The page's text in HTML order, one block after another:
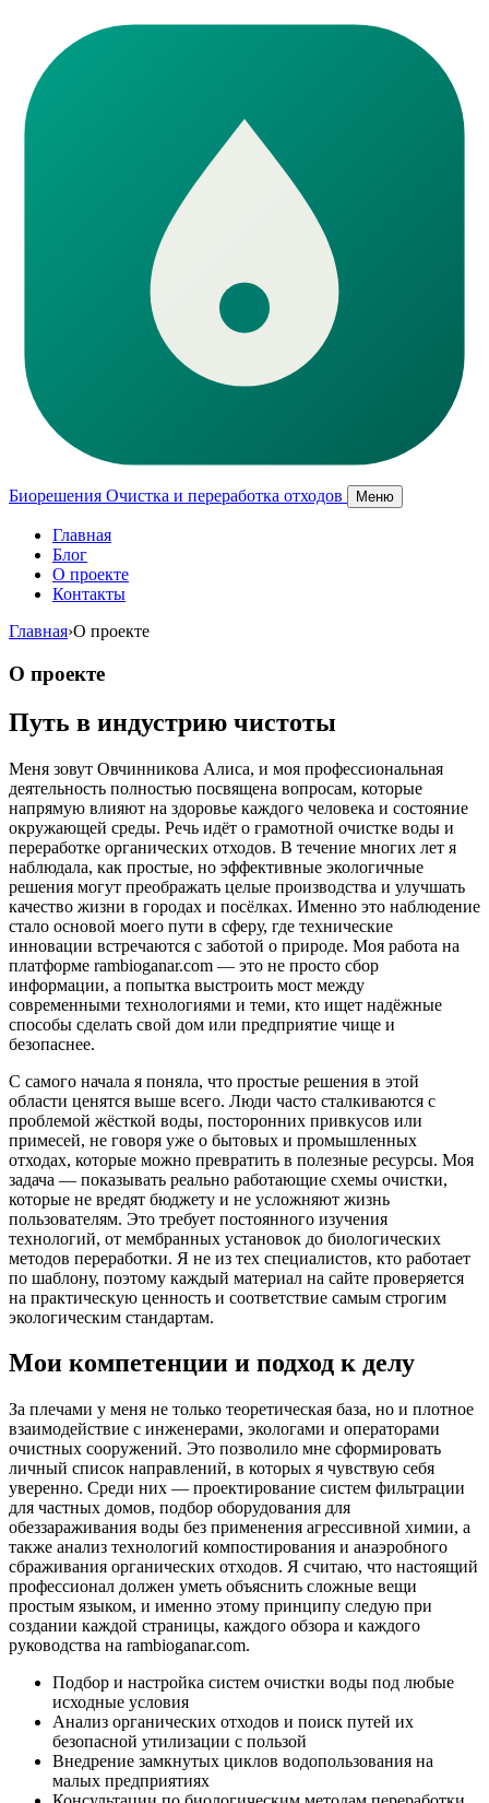
Биорешения Очистка и переработка отходов Меню
Главная
Блог
О проекте
Контакты
Главная›О проекте
О проекте
Путь в индустрию чистоты
Меня зовут Овчинникова Алиса, и моя профессиональная
деятельность полностью посвящена вопросам, которые
напрямую влияют на здоровье каждого человека и состояние
окружающей среды. Речь идёт о грамотной очистке воды и
переработке органических отходов. В течение многих лет я
наблюдала, как простые, но эффективные экологичные
решения могут преображать целые производства и улучшать
качество жизни в городах и посёлках. Именно это наблюдение
стало основой моего пути в сферу, где технические
инновации встречаются с заботой о природе. Моя работа на
платформе rambioganar.com — это не просто сбор
информации, а попытка выстроить мост между
современными технологиями и теми, кто ищет надёжные
способы сделать свой дом или предприятие чище и
безопаснее.
С самого начала я поняла, что простые решения в этой
области ценятся выше всего. Люди часто сталкиваются с
проблемой жёсткой воды, посторонних привкусов или
примесей, не говоря уже о бытовых и промышленных
отходах, которые можно превратить в полезные ресурсы. Моя
задача — показывать реально работающие схемы очистки,
которые не вредят бюджету и не усложняют жизнь
пользователям. Это требует постоянного изучения
технологий, от мембранных установок до биологических
методов переработки. Я не из тех специалистов, кто работает
по шаблону, поэтому каждый материал на сайте проверяется
на практическую ценность и соответствие самым строгим
экологическим стандартам.
Мои компетенции и подход к делу
За плечами у меня не только теоретическая база, но и плотное
взаимодействие с инженерами, экологами и операторами
очистных сооружений. Это позволило мне сформировать
личный список направлений, в которых я чувствую себя
уверенно. Среди них — проектирование систем фильтрации
для частных домов, подбор оборудования для
обеззараживания воды без применения агрессивной химии, а
также анализ технологий компостирования и анаэробного
сбраживания органических отходов. Я считаю, что настоящий
профессионал должен уметь объяснить сложные вещи
простым языком, и именно этому принципу следую при
создании каждой страницы, каждого обзора и каждого
руководства на rambioganar.com.
Подбор и настройка систем очистки воды под любые
исходные условия
Анализ органических отходов и поиск путей их
безопасной утилизации с пользой
Внедрение замкнутых циклов водопользования на
малых предприятиях